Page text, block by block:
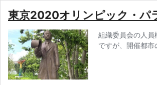
東京2020オリンピック・
組織委員会の人
ですが、開催都